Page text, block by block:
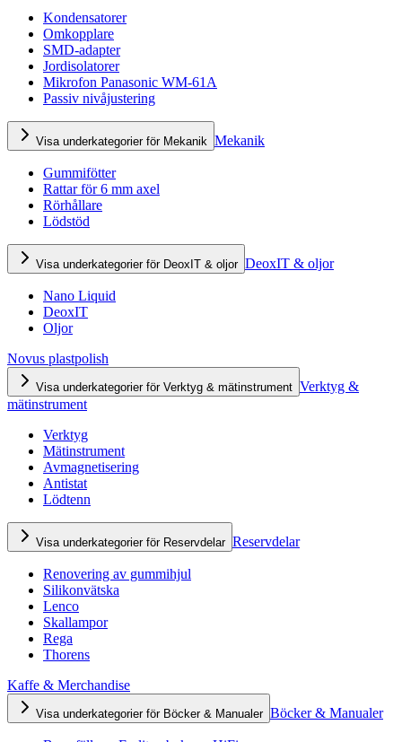
Kondensatorer
Omkopplare
SMD-adapter
Jordisolatorer
Mikrofon Panasonic WM-61A
Passiv nivåjustering
Visa underkategorier för Mekanik Mekanik
Gummifötter
Rattar för 6 mm axel
Rörhållare
Lödstöd
Visa underkategorier för DeoxIT & oljor DeoxIT & oljor
Nano Liquid
DeoxIT
Oljor
Novus plastpolish
Visa underkategorier för Verktyg & mätinstrument Verktyg &
mätinstrument
Verktyg
Mätinstrument
Avmagnetisering
Antistat
Lödtenn
Visa underkategorier för Reservdelar Reservdelar
Renovering av gummihjul
Silikonvätska
Lenco
Skallampor
Rega
Thorens
Kaffe & Merchandise
Visa underkategorier för Böcker & Manualer Böcker & Manualer